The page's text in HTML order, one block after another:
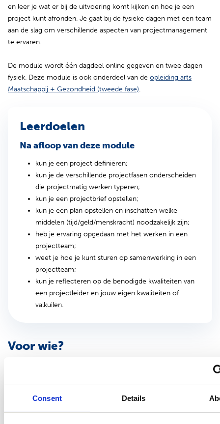
Consent Details
en leer je wat er bij de uitvoering komt kijken en hoe je een
project kunt afronden. Je gaat bij de fysieke dagen met een team
aan de slag om verschillende aspecten van projectmanagement
te ervaren.
De module wordt één dagdeel online gegeven en twee dagen
fysiek. Deze module is ook onderdeel van de opleiding arts
Maatschappij + Gezondheid (tweede fase).
Leerdoelen
Na afloop van deze module
kun je een project definiëren;
kun je de verschillende projectfasen onderscheiden
die projectmatig werken typeren;
kun je een projectbrief opstellen;
kun je een plan opstellen en inschatten welke
middelen (tijd/geld/menskracht) noodzakelijk zijn;
heb je ervaring opgedaan met het werken in een
projectteam;
weet je hoe je kunt sturen op samenwerking in een
projectteam;
kun je reflecteren op de benodigde kwaliteiten van
een projectleider en jouw eigen kwaliteiten of
valkuilen.
Voor wie?
projectmatig (willen) werken.